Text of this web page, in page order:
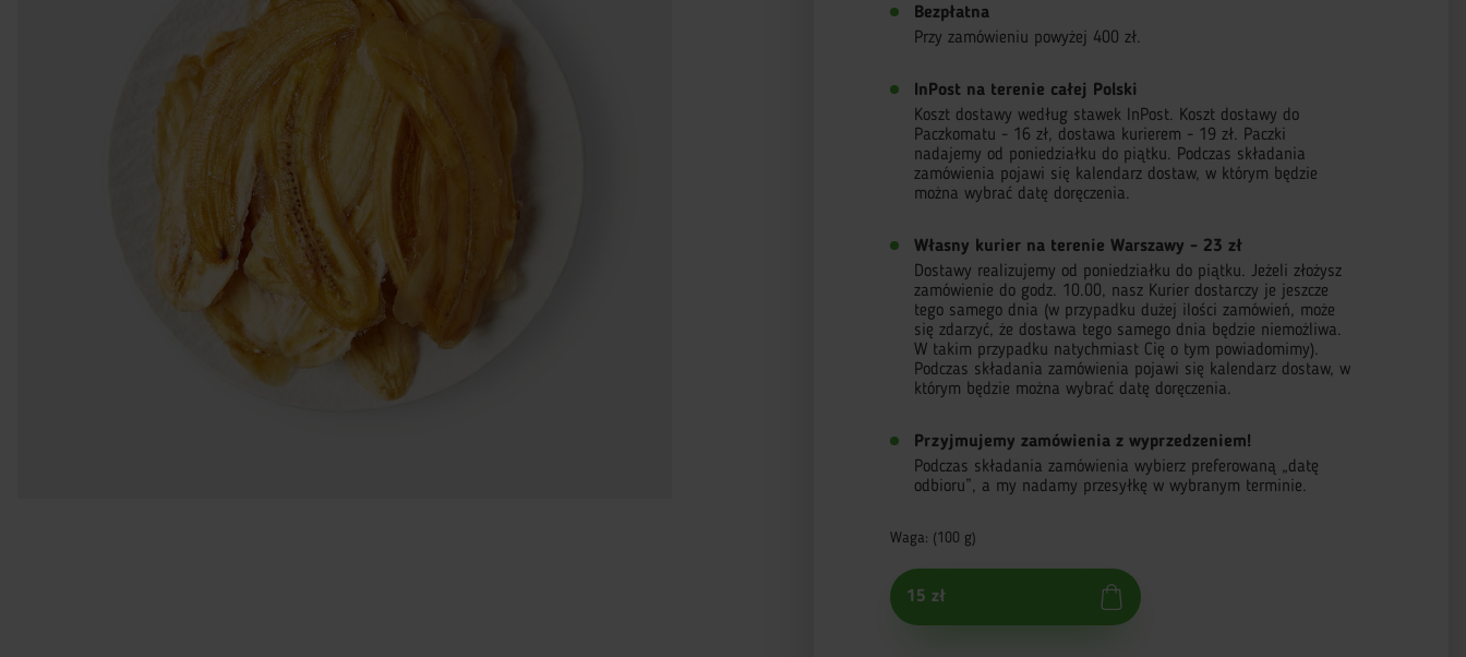
Bezpłatna
Przy zamówieniu powyżej 400 zł.
InPost na terenie całej Polski
Koszt dostawy według stawek InPost. Koszt dostawy do
Paczkomatu - 16 zł, dostawa kurierem - 19 zł. Paczki
nadajemy od poniedziałku do piątku. Podczas składania
zamówienia pojawi się kalendarz dostaw, w którym będzie
można wybrać datę doręczenia.
Własny kurier na terenie Warszawy - 23 zł
Dostawy realizujemy od poniedziałku do piątku. Jeżeli złożysz
zamówienie do godz. 10.00, nasz Kurier dostarczy je jeszcze
tego samego dnia (w przypadku dużej ilości zamówień, może
się zdarzyć, że dostawa tego samego dnia będzie niemożliwa.
W takim przypadku natychmiast Cię o tym powiadomimy).
Podczas składania zamówienia pojawi się kalendarz dostaw, w
którym będzie można wybrać datę doręczenia.
Przyjmujemy zamówienia z wyprzedzeniem!
Podczas składania zamówienia wybierz preferowaną „datę
odbioru”, a my nadamy przesyłkę w wybranym terminie.
Waga: (100 g)
15 zł